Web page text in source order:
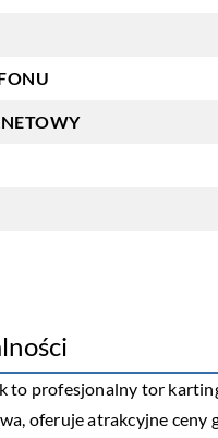
to profesjonalny tor
oferuje atrakcyjne ceny